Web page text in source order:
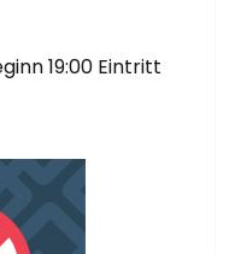
19:00 Eintritt